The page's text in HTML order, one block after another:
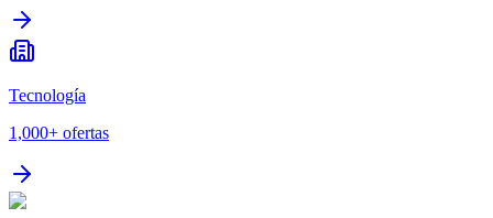
Tecnología
1,000+ ofertas